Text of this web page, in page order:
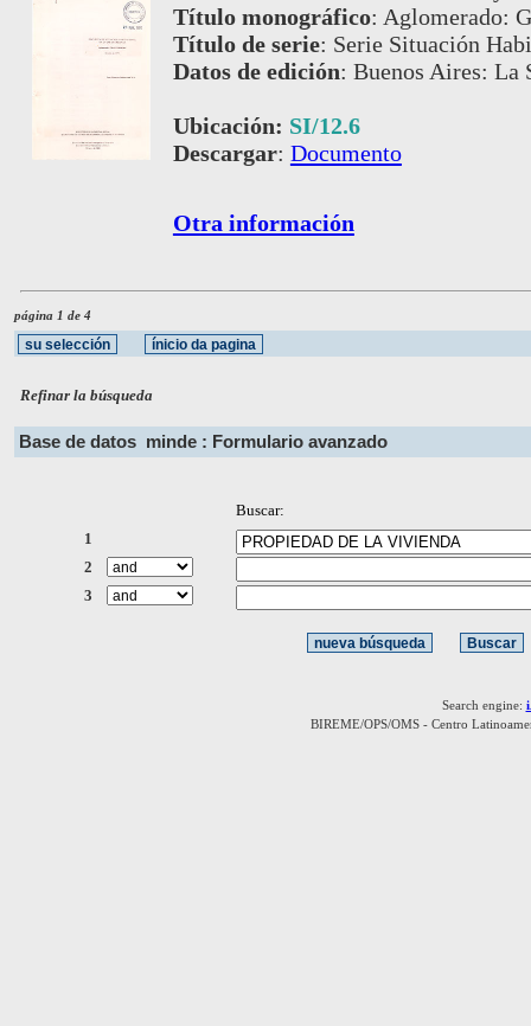
Título monográfico: Aglomerado:
Título de serie: Serie Situación
Datos de edición: Buenos Aires: La
Ubicación: SI/12.6
Descargar: Documento
Otra información
página 1 de 4
Refinar la búsqueda
Base de datos minde : Formulario avanzado
Buscar:
1
2
3
Search engine:
BIREME/OPS/OMS - Centro